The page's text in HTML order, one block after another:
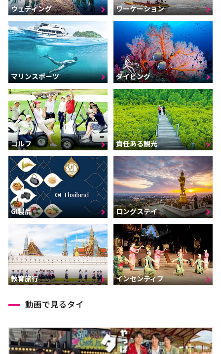
ウェディング ワーケーション
マリンスポーツ ダイビング
ゴルフ 責任ある観光
GI製品 ロングステイ
教育旅行 インセンティブ
動画で見るタイ